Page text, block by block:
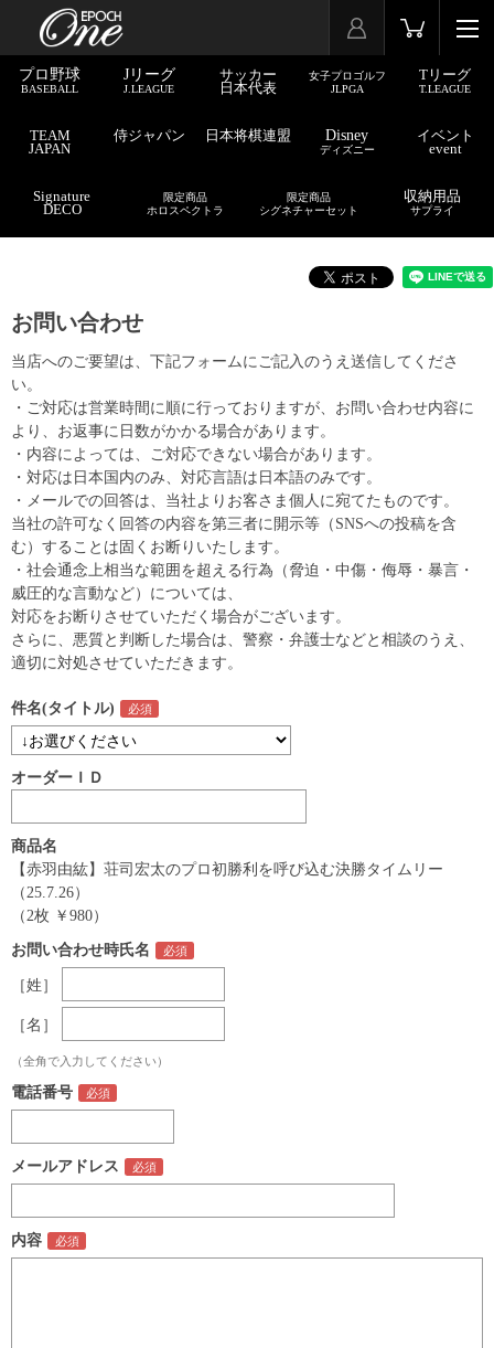
プロ野球
BASEBALL
Jリーグ
J.LEAGUE
サッカー
日本代表
女子プロゴルフ
JLPGA
Tリーグ
T.LEAGUE
TEAM
JAPAN
侍ジャパン 日本将棋連盟 Disney
ディズニー
イベント
event
Signature
DECO
限定商品
ホロスペクトラ
限定商品
シグネチャーセット
収納用品
サプライ
お問い合わせ
当店へのご要望は、下記フォームにご記入のうえ送信してくださ
い。
・ご対応は営業時間に順に行っておりますが、お問い合わせ内容に
より、お返事に日数がかかる場合があります。
・内容によっては、ご対応できない場合があります。
・対応は日本国内のみ、対応言語は日本語のみです。
・メールでの回答は、当社よりお客さま個人に宛てたものです。
当社の許可なく回答の内容を第三者に開示等（SNSへの投稿を含
む）することは固くお断りいたします。
・社会通念上相当な範囲を超える行為（脅迫・中傷・侮辱・暴言・
威圧的な言動など）については、
対応をお断りさせていただく場合がございます。
さらに、悪質と判断した場合は、警察・弁護士などと相談のうえ、
適切に対処させていただきます。
件名(タイトル)
オーダーＩＤ
商品名
【赤羽由紘】荘司宏太のプロ初勝利を呼び込む決勝タイムリー
（25.7.26）
（2枚 ￥980）
お問い合わせ時氏名
［姓］
［名］
（全角で入力してください）
電話番号
メールアドレス
内容